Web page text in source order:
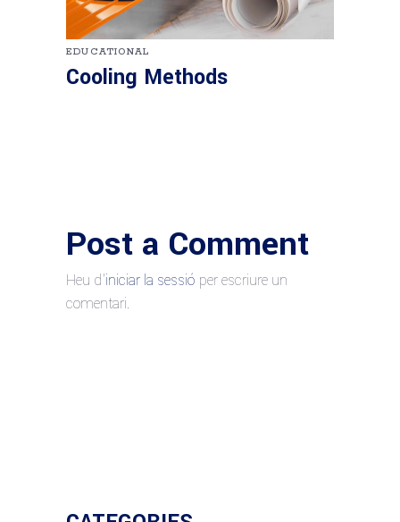
EDUCATIONAL
Cooling Methods
Post a Comment
Heu d'iniciar la sessió per escriure un
comentari.